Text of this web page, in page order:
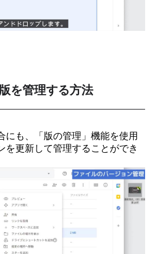
を管理する方法
にも、「版の管理」機能を使用
を更新して管理することができ